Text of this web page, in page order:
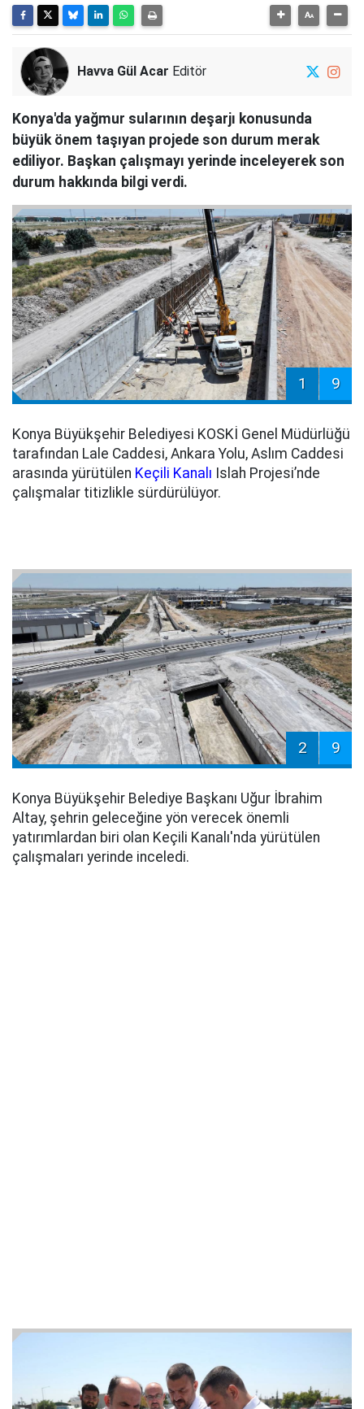
Havva Gül Acar Editör
Konya'da yağmur sularının deşarjı konusunda
büyük önem taşıyan projede son durum merak
ediliyor. Başkan çalışmayı yerinde inceleyerek son
durum hakkında bilgi verdi.
1 9
Konya Büyükşehir Belediyesi KOSKİ Genel Müdürlüğü
tarafından Lale Caddesi, Ankara Yolu, Aslım Caddesi
arasında yürütülen Keçili Kanalı Islah Projesi’nde
çalışmalar titizlikle sürdürülüyor.
2 9
Konya Büyükşehir Belediye Başkanı Uğur İbrahim
Altay, şehrin geleceğine yön verecek önemli
yatırımlardan biri olan Keçili Kanalı'nda yürütülen
çalışmaları yerinde inceledi.